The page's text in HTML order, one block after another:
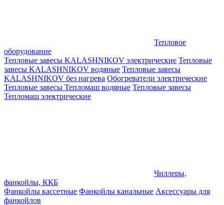
Тепловое
оборудование
Тепловые завесы KALASHNIKOV электрические Тепловые
завесы KALASHNIKOV водяные Тепловые завесы
KALASHNIKOV без нагрева Обогреватели электрические
Тепловые завесы Тепломаш водяные Тепловые завесы
Тепломаш электрические
Чиллеры,
фанкойлы, ККБ
Фанкойлы кассетные Фанкойлы канальные Аксессуары для
фанкойлов